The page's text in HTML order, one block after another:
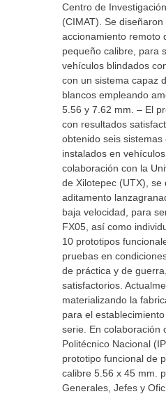
Centro de
(CIMAT). Se
accionamiento remoto
pequeño calibre, para
vehículos blindados
con un sistema capaz
blancos empleando
5.56 y 7.62 mm. – El
con resultados
obtenido seis
instalados en
colaboración con la
de Xilotepec (UTX), se
aditamento
baja velocidad, para
FX05, así como
10 prototipos
pruebas en
de práctica y de
satisfactorios.
materializando la
para el
serie. En colaboración
Politécnico Nacional
prototipo funcional de
calibre 5.56 x 45 mm.
Generales, Jefes y